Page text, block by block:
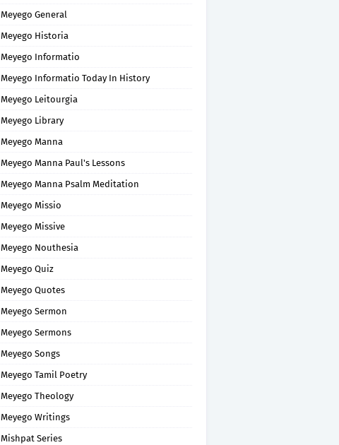
Meyego General
Meyego Historia
Meyego Informatio
Meyego Informatio Today In History
Meyego Leitourgia
Meyego Library
Meyego Manna
Meyego Manna Paul's Lessons
Meyego Manna Psalm Meditation
Meyego Missio
Meyego Missive
Meyego Nouthesia
Meyego Quiz
Meyego Quotes
Meyego Sermon
Meyego Sermons
Meyego Songs
Meyego Tamil Poetry
Meyego Theology
Meyego Writings
Mishpat Series